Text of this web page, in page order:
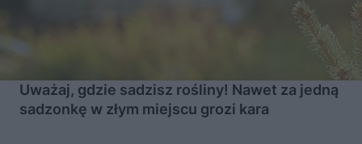
Uważaj, gdzie sadzisz rośliny! Nawet za jedną
sadzonkę w złym miejscu grozi kara